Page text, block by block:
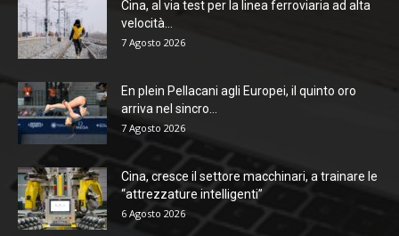
Cina, al via test per la linea ferroviaria ad alta
velocità...
7 Agosto 2026
En plein Pellacani agli Europei, il quinto oro
arriva nel sincro...
7 Agosto 2026
Cina, cresce il settore macchinari, a trainare le
“attrezzature intelligenti”
6 Agosto 2026